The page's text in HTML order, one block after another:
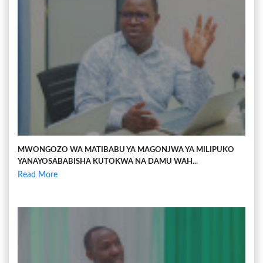
MWONGOZO WA MATIBABU YA MAGONJWA YA MILIPUKO
YANAYOSABABISHA KUTOKWA NA DAMU WAH...
Read More